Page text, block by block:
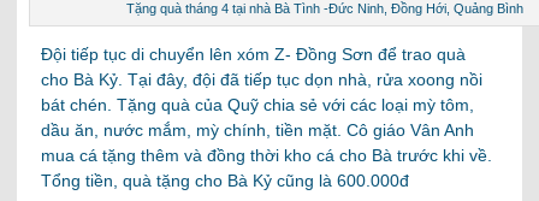
Tặng quà tháng 4 tại nhà Bà Tình -Đức Ninh, Đồng Hới, Quảng Bình
Đội tiếp tục di chuyển lên xóm Z- Đồng Sơn để trao quà
cho Bà Kỷ. Tại đây, đội đã tiếp tục dọn nhà, rửa xoong nồi
bát chén. Tặng quà của Quỹ chia sẻ với các loại mỳ tôm,
dầu ăn, nước mắm, mỳ chính, tiền mặt. Cô giáo Vân Anh
mua cá tặng thêm và đồng thời kho cá cho Bà trước khi về.
Tổng tiền, quà tặng cho Bà Kỷ cũng là 600.000đ